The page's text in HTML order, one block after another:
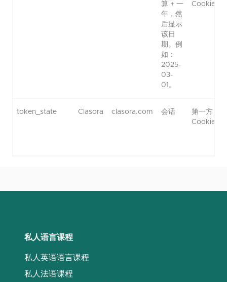
算 + 一
年，然
后显示
该日
期。例
如：
2025-
03-
01。
Cookie
token_state Clasora clasora.com 会话
第一方
Cookie
私人语言课程
私人英语语言课程
私人法语课程